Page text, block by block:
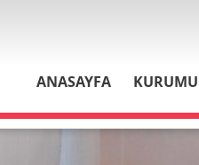
ANASAYFA